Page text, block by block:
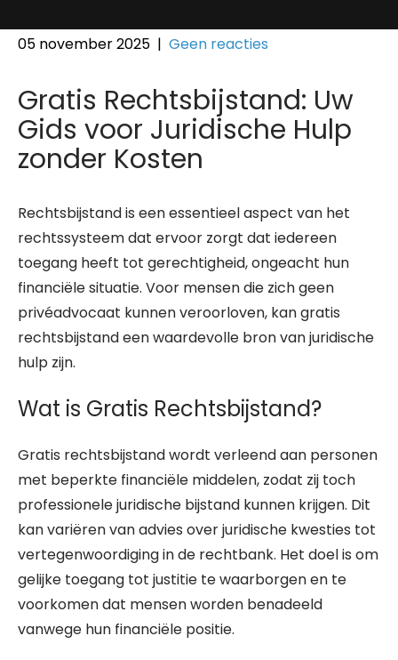
05 november 2025 | Geen reacties
Gratis Rechtsbijstand: Uw
Gids voor Juridische Hulp
zonder Kosten
Rechtsbijstand is een essentieel aspect van het
rechtssysteem dat ervoor zorgt dat iedereen
toegang heeft tot gerechtigheid, ongeacht hun
financiële situatie. Voor mensen die zich geen
privéadvocaat kunnen veroorloven, kan gratis
rechtsbijstand een waardevolle bron van juridische
hulp zijn.
Wat is Gratis Rechtsbijstand?
Gratis rechtsbijstand wordt verleend aan personen
met beperkte financiële middelen, zodat zij toch
professionele juridische bijstand kunnen krijgen. Dit
kan variëren van advies over juridische kwesties tot
vertegenwoordiging in de rechtbank. Het doel is om
gelijke toegang tot justitie te waarborgen en te
voorkomen dat mensen worden benadeeld
vanwege hun financiële positie.